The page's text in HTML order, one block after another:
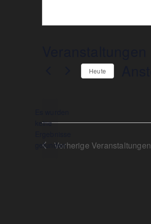
keine
gefunden.
Heute
Vorherige Veranstaltungen